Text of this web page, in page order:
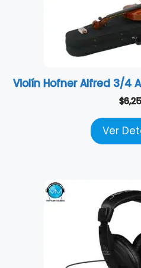
Violín Hofner Alfred 3/4
$
Ver